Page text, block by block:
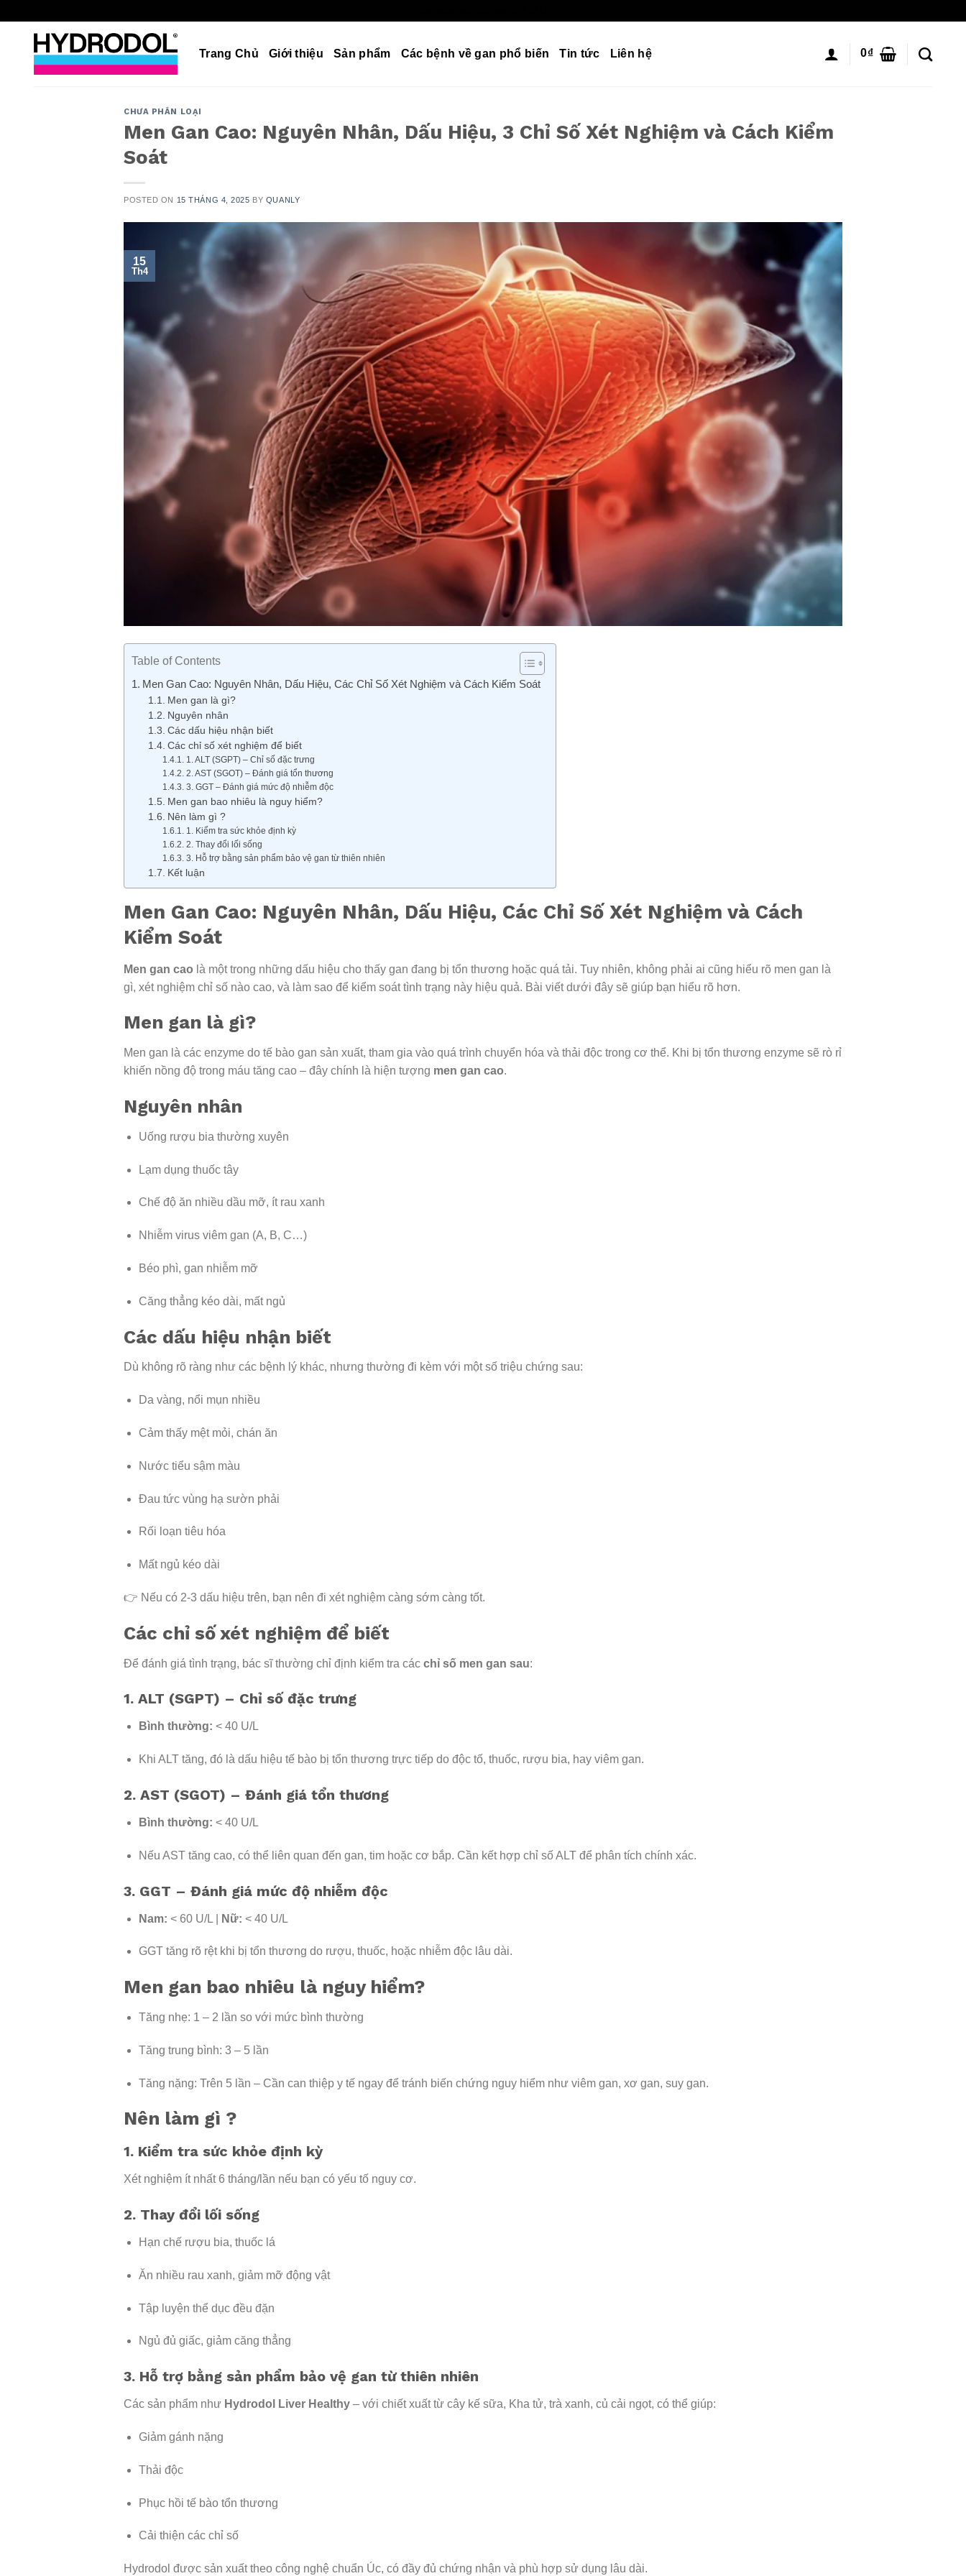
Trang Chủ Giới thiệu Sản phẩm Các bệnh về gan phổ biến Tin tức Liên hệ 0₫
CHƯA PHÂN LOẠI
Men Gan Cao: Nguyên Nhân, Dấu Hiệu, 3 Chỉ Số Xét Nghiệm và Cách Kiểm
Soát
POSTED ON 15 THÁNG 4, 2025 BY QUANLY
15
Th4
Table of Contents
Men Gan Cao: Nguyên Nhân, Dấu Hiệu, Các Chỉ Số Xét Nghiệm và Cách Kiểm Soát
Men gan là gì?
Nguyên nhân
Các dấu hiệu nhận biết
Các chỉ số xét nghiệm để biết
1. ALT (SGPT) – Chỉ số đặc trưng
2. AST (SGOT) – Đánh giá tổn thương
3. GGT – Đánh giá mức độ nhiễm độc
Men gan bao nhiêu là nguy hiểm?
Nên làm gì ?
1. Kiểm tra sức khỏe định kỳ
2. Thay đổi lối sống
3. Hỗ trợ bằng sản phẩm bảo vệ gan từ thiên nhiên
Kết luận
Men Gan Cao: Nguyên Nhân, Dấu Hiệu, Các Chỉ Số Xét Nghiệm và Cách
Kiểm Soát
Men gan cao là một trong những dấu hiệu cho thấy gan đang bị tổn thương hoặc quá tải. Tuy nhiên, không phải ai cũng hiểu rõ men gan là
gì, xét nghiệm chỉ số nào cao, và làm sao để kiểm soát tình trạng này hiệu quả. Bài viết dưới đây sẽ giúp bạn hiểu rõ hơn.
Men gan là gì?
Men gan là các enzyme do tế bào gan sản xuất, tham gia vào quá trình chuyển hóa và thải độc trong cơ thể. Khi bị tổn thương enzyme sẽ rò rỉ
khiến nồng độ trong máu tăng cao – đây chính là hiện tượng men gan cao.
Nguyên nhân
Uống rượu bia thường xuyên
Lạm dụng thuốc tây
Chế độ ăn nhiều dầu mỡ, ít rau xanh
Nhiễm virus viêm gan (A, B, C…)
Béo phì, gan nhiễm mỡ
Căng thẳng kéo dài, mất ngủ
Các dấu hiệu nhận biết
Dù không rõ ràng như các bệnh lý khác, nhưng thường đi kèm với một số triệu chứng sau:
Da vàng, nổi mụn nhiều
Cảm thấy mệt mỏi, chán ăn
Nước tiểu sậm màu
Đau tức vùng hạ sườn phải
Rối loạn tiêu hóa
Mất ngủ kéo dài
👉 Nếu có 2-3 dấu hiệu trên, bạn nên đi xét nghiệm càng sớm càng tốt.
Các chỉ số xét nghiệm để biết
Để đánh giá tình trạng, bác sĩ thường chỉ định kiểm tra các chỉ số men gan sau:
1. ALT (SGPT) – Chỉ số đặc trưng
Bình thường: < 40 U/L
Khi ALT tăng, đó là dấu hiệu tế bào bị tổn thương trực tiếp do độc tố, thuốc, rượu bia, hay viêm gan.
2. AST (SGOT) – Đánh giá tổn thương
Bình thường: < 40 U/L
Nếu AST tăng cao, có thể liên quan đến gan, tim hoặc cơ bắp. Cần kết hợp chỉ số ALT để phân tích chính xác.
3. GGT – Đánh giá mức độ nhiễm độc
Nam: < 60 U/L | Nữ: < 40 U/L
GGT tăng rõ rệt khi bị tổn thương do rượu, thuốc, hoặc nhiễm độc lâu dài.
Men gan bao nhiêu là nguy hiểm?
Tăng nhẹ: 1 – 2 lần so với mức bình thường
Tăng trung bình: 3 – 5 lần
Tăng nặng: Trên 5 lần – Cần can thiệp y tế ngay để tránh biến chứng nguy hiểm như viêm gan, xơ gan, suy gan.
Nên làm gì ?
1. Kiểm tra sức khỏe định kỳ
Xét nghiệm ít nhất 6 tháng/lần nếu bạn có yếu tố nguy cơ.
2. Thay đổi lối sống
Hạn chế rượu bia, thuốc lá
Ăn nhiều rau xanh, giảm mỡ động vật
Tập luyện thể dục đều đặn
Ngủ đủ giấc, giảm căng thẳng
3. Hỗ trợ bằng sản phẩm bảo vệ gan từ thiên nhiên
Các sản phẩm như Hydrodol Liver Healthy – với chiết xuất từ cây kế sữa, Kha tử, trà xanh, củ cải ngọt, có thể giúp:
Giảm gánh nặng
Thải độc
Phục hồi tế bào tổn thương
Cải thiện các chỉ số
Hydrodol được sản xuất theo công nghệ chuẩn Úc, có đầy đủ chứng nhận và phù hợp sử dụng lâu dài.